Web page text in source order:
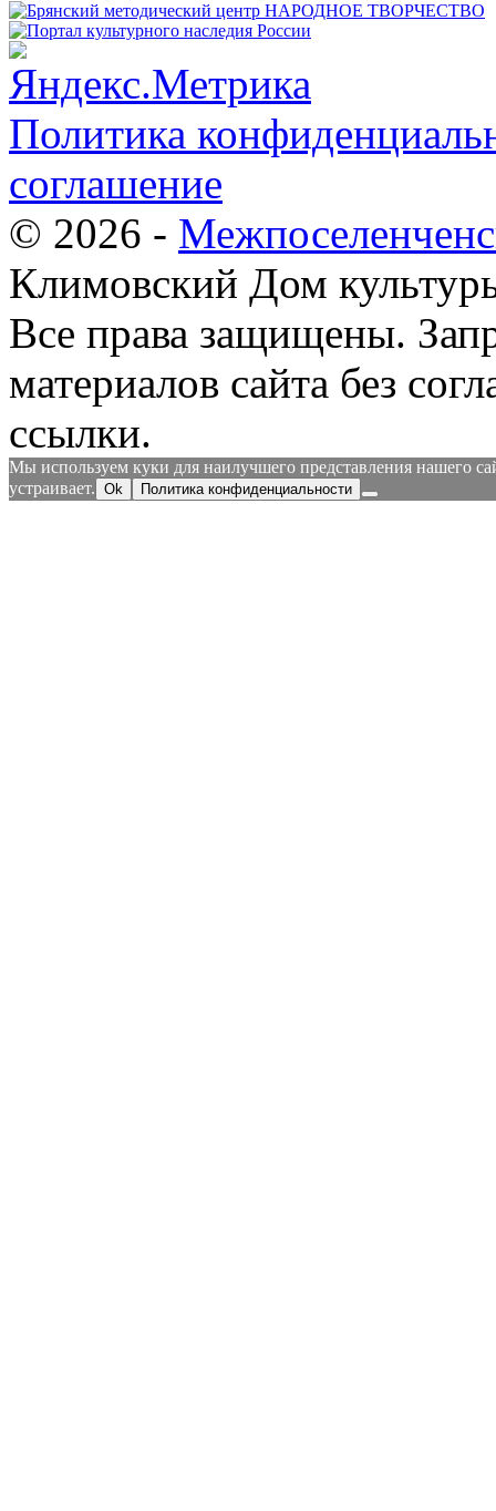
Политика
соглашение
© 2026 -
Климовский Дом
Все права защищены.
материалов сайта без
ссылки.
Мы используем куки для наилучшего представления нашего
устраивает. Ok Политика конфиденциальности